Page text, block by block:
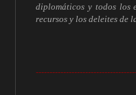
diplomáticos y todos los
recursos y los deleites de